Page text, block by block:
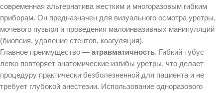
современная альтернатива жестким и многоразовым гибким
приборам. Он предназначен для визуального осмотра уретры,
мочевого пузыря и проведения малоинвазивных манипуляций
(биопсия, удаление стентов, коагуляция).
Главное преимущество — атравматичность. Гибкий тубус
легко повторяет анатомические изгибы уретры, что делает
процедуру практически безболезненной для пациента и не
требует глубокой анестезии. Использование одноразового